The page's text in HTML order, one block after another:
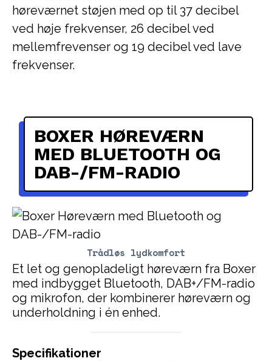
høreværnet støjen med op til 37 decibel
ved høje frekvenser, 26 decibel ved
mellemfrevenser og 19 decibel ved lave
frekvenser.
Trådløs lydkomfort
BOXER HØREVÆRN
MED BLUETOOTH OG
DAB-/FM-RADIO
Et let og genopladeligt høreværn fra Boxer
med indbygget Bluetooth, DAB+/FM-radio
og mikrofon, der kombinerer høreværn og
underholdning i én enhed.
Specifikationer